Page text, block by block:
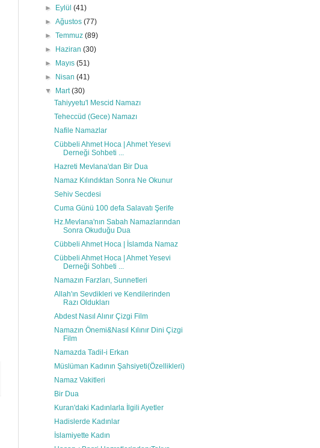
►
Eylül(41)
►Ağustos(77)
►Temmuz(89)
►
Haziran(30)
►
Mayıs(51)
►
Nisan(41)
▼
Mart(30)
Tahiyyetu'l Mescid Namazı
Teheccüd (Gece) Namazı
Nafile Namazlar
Cübbeli Ahmet Hoca | Ahmet Yesevi
Derneği Sohbeti ...
Hazreti Mevlana'dan Bir Dua
Namaz Kılındıktan Sonra Ne Okunur
Sehiv Secdesi
Cuma Günü 100 defa Salavatı Şerife
Hz.Mevlana'nın Sabah Namazlarından
Sonra Okuduğu Dua
Cübbeli Ahmet Hoca | İslamda Namaz
Cübbeli Ahmet Hoca | Ahmet Yesevi
Derneği Sohbeti ...
Namazın Farzları, Sunnetleri
Allah'ın Sevdikleri ve Kendilerinden
Razı Oldukları
Abdest Nasıl Alınır Çizgi Film
Namazın Önemi&Nasıl Kılınır Dini Çizgi
Film
Namazda Tadil-i Erkan
Müslüman Kadının Şahsiyeti(Özellikleri)
Namaz Vakitleri
Bir Dua
Kuran'daki Kadınlarla İlgili Ayetler
Hadislerde Kadınlar
İslamiyette Kadın